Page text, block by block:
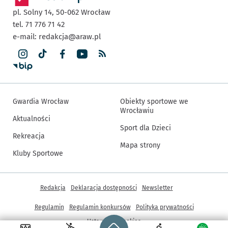
Strona główna - wroclaw.pl
pl. Solny 14, 50-062 Wrocław
tel. 71 776 71 42
e-mail: redakcja@araw.pl
Gwardia Wrocław
Aktualności
Rekreacja
Kluby Sportowe
Obiekty sportowe we
Wrocławiu
Sport dla Dzieci
Mapa strony
Inne informacje
Redakcja Deklaracja dostępności Newsletter
Regulamin Regulamin konkursów
Polityka prywatności
Ustawienia cookies